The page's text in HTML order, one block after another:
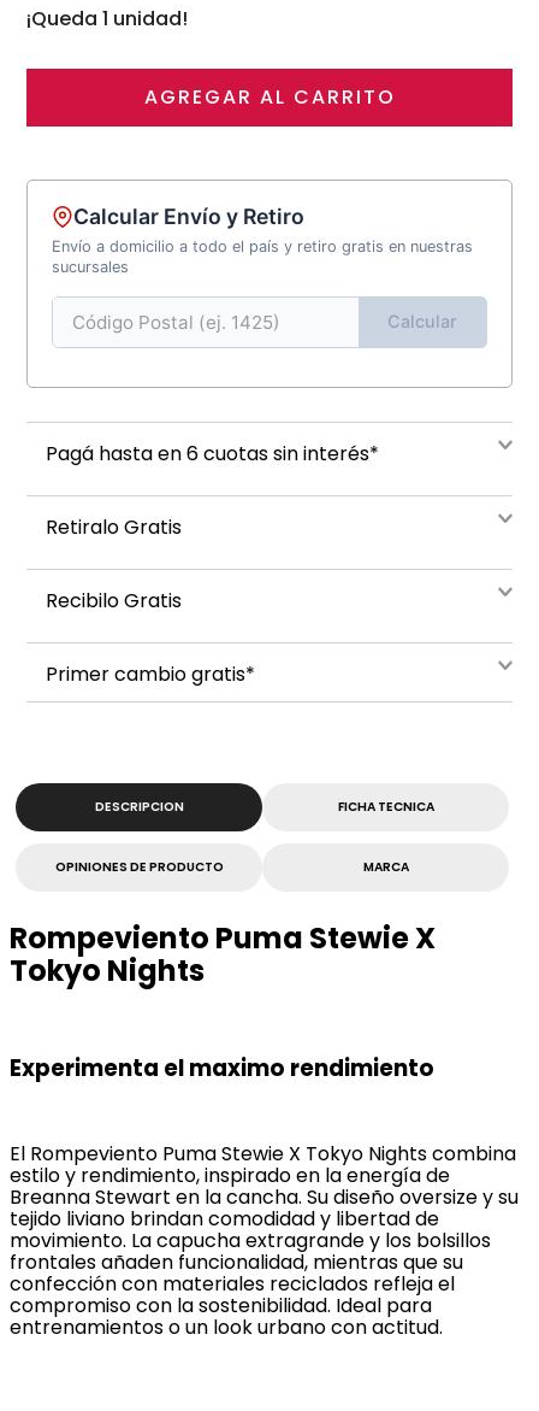
¡Queda 1 unidad!
AGREGAR AL CARRITO
Calcular Envío y Retiro
Envío a domicilio a todo el país y retiro gratis en nuestras
sucursales
Calcular
Pagá hasta en 6 cuotas sin interés*
Retiralo Gratis
Recibilo Gratis
Primer cambio gratis*
DESCRIPCION FICHA TECNICA
OPINIONES DE PRODUCTO MARCA
Rompeviento Puma Stewie X
Tokyo Nights
Experimenta el maximo rendimiento
El Rompeviento Puma Stewie X Tokyo Nights combina
estilo y rendimiento, inspirado en la energía de
Breanna Stewart en la cancha. Su diseño oversize y su
tejido liviano brindan comodidad y libertad de
movimiento. La capucha extragrande y los bolsillos
frontales añaden funcionalidad, mientras que su
confección con materiales reciclados refleja el
compromiso con la sostenibilidad. Ideal para
entrenamientos o un look urbano con actitud.